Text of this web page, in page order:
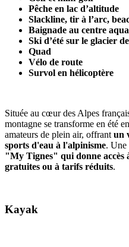
Pêche en lac d’altitude
Slackline, tir à l’arc,
Baignade au centre
Ski d’été sur le glacier
Quad
Vélo de route
Survol en hélicoptère
Située au cœur des Alpes
montagne se transforme en été
amateurs de plein air, offrant un
sports d'eau à l'alpinisme. Une
"My Tignes" qui donne accès
gratuites ou à tarifs réduits.
Kayak